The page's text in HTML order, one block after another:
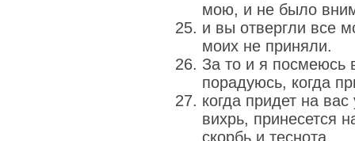
мою, и не было
и вы отвергли все
моих не приняли.
За то и я посмеюсь
порадуюсь, когда
когда придет на
вихрь, принесется
скорбь и теснота,